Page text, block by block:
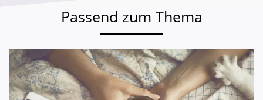
Passend zum Thema